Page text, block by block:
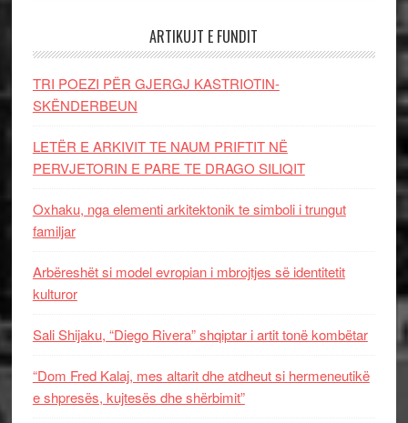
ARTIKUJT E FUNDIT
TRI POEZI PËR GJERGJ KASTRIOTIN-
SKËNDERBEUN
LETËR E ARKIVIT TE NAUM PRIFTIT NË
PERVJETORIN E PARE TE DRAGO SILIQIT
Oxhaku, nga elementi arkitektonik te simboli i trungut
familjar
Arbëreshët si model evropian i mbrojtjes së identitetit
kulturor
Sali Shijaku, “Diego Rivera” shqiptar i artit tonë kombëtar
“Dom Fred Kalaj, mes altarit dhe atdheut si hermeneutikë
e shpresës, kujtesës dhe shërbimit”